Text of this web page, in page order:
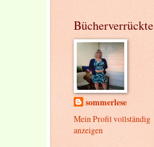
Bücherverrückte
sommerlese
Mein Profil vollständig
anzeigen